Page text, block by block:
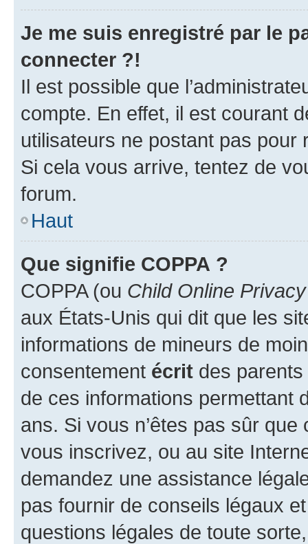
Je me suis enregistré par le
connecter ?!
Il est possible que
compte. En effet, il est courant
utilisateurs ne postant pas pour
Si cela vous arrive, tentez de
forum.
Haut
Que signifie COPPA ?
COPPA (ou Child Online
aux États-Unis qui dit que les
informations de mineurs de
consentement écrit des parents
de ces informations permettant
ans. Si vous n’êtes pas sûr
vous inscrivez, ou au site
demandez une assistance
pas fournir de conseils légaux
questions légales de toute